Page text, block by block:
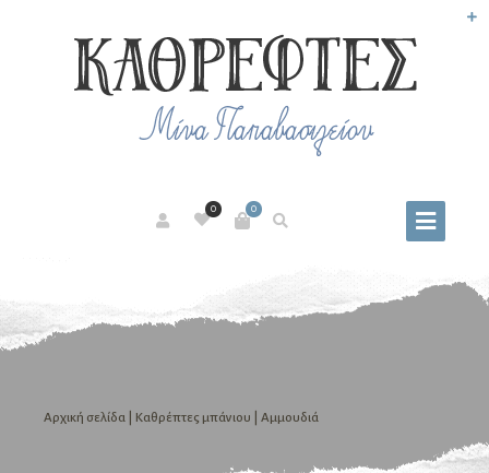
0
0
Αρχική σελίδα Καθρέπτες μπάνιου | Αμμουδιά